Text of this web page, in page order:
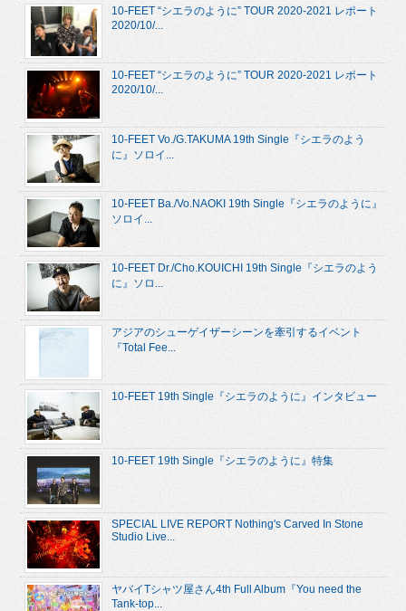
10-FEET “シエラのように” TOUR 2020-2021 レポート
2020/10/...
10-FEET “シエラのように” TOUR 2020-2021 レポート
2020/10/...
10-FEET Vo./G.TAKUMA 19th Single『シエラのよう
に』ソロイ...
10-FEET Ba./Vo.NAOKI 19th Single『シエラのように』
ソロイ...
10-FEET Dr./Cho.KOUICHI 19th Single『シエラのよう
に』ソロ...
アジアのシューゲイザーシーンを牽引するイベント
『Total Fee...
10-FEET 19th Single『シエラのように』インタビュー
10-FEET 19th Single『シエラのように』特集
SPECIAL LIVE REPORT Nothing's Carved In Stone
Studio Live...
ヤバイTシャツ屋さん4th Full Album『You need the
Tank-top...